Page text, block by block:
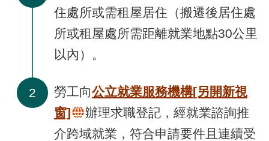
住處所或需租屋居住（搬遷後居住處
所或租屋處所需距離就業地點30公里
以內）。
2 勞工向公立就業服務機構[另開新視
窗]
辦理求職登記，經就業諮詢推
介跨域就業，符合申請要件且連續受